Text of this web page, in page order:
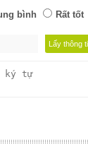
bình Rất tốt